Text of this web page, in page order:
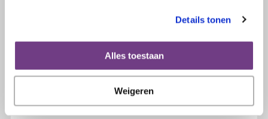
Details tonen
Alles toestaan
Weigeren